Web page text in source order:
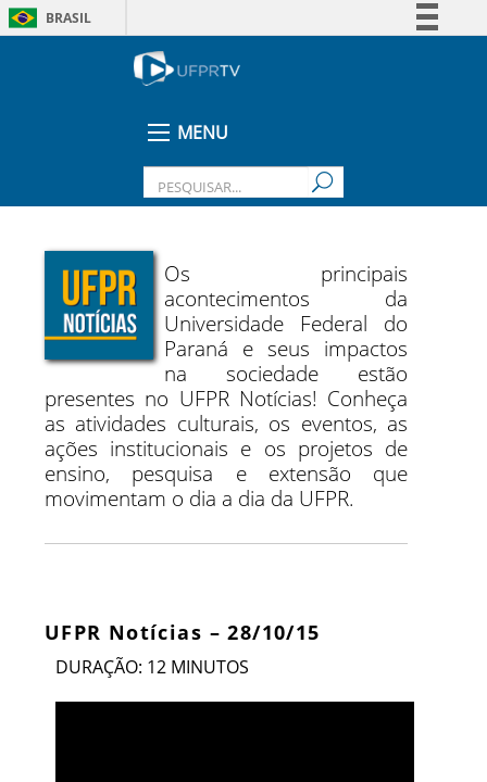
BRASIL
Legislação
MENU
Os principais
acontecimentos da
Universidade Federal do
Paraná e seus impactos
na sociedade estão
presentes no UFPR Notícias! Conheça
as atividades culturais, os eventos, as
ações institucionais e os projetos de
ensino, pesquisa e extensão que
movimentam o dia a dia da UFPR.
UFPR Notícias – 28/10/15
DURAÇÃO: 12 MINUTOS